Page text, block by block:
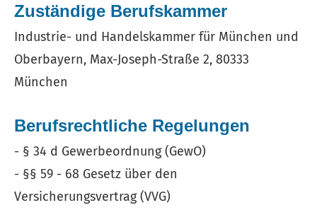
Zuständige Berufskammer
Industrie- und Handelskammer für München und
Oberbayern, Max-Joseph-Straße 2, 80333
München
Berufsrechtliche Regelungen
- § 34 d Gewerbeordnung (GewO)
- §§ 59 - 68 Gesetz über den
Versicherungsvertrag (VVG)